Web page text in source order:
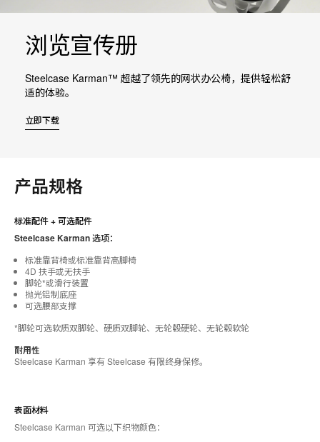
浏览宣传册
Steelcase Karman™ 超越了领先的网状办公椅，提供轻松舒
适的体验。
立即下载
产品规格
标准配件 + 可选配件
Steelcase Karman 选项：
标准靠背椅或标准靠背高脚椅
4D 扶手或无扶手
脚轮*或滑行装置
抛光铝制底座
可选腰部支撑
*脚轮可选软质双脚轮、硬质双脚轮、无轮毂硬轮、无轮毂软轮
耐用性
Steelcase Karman 享有 Steelcase 有限终身保修。
表面材料
Steelcase Karman 可选以下织物颜色：